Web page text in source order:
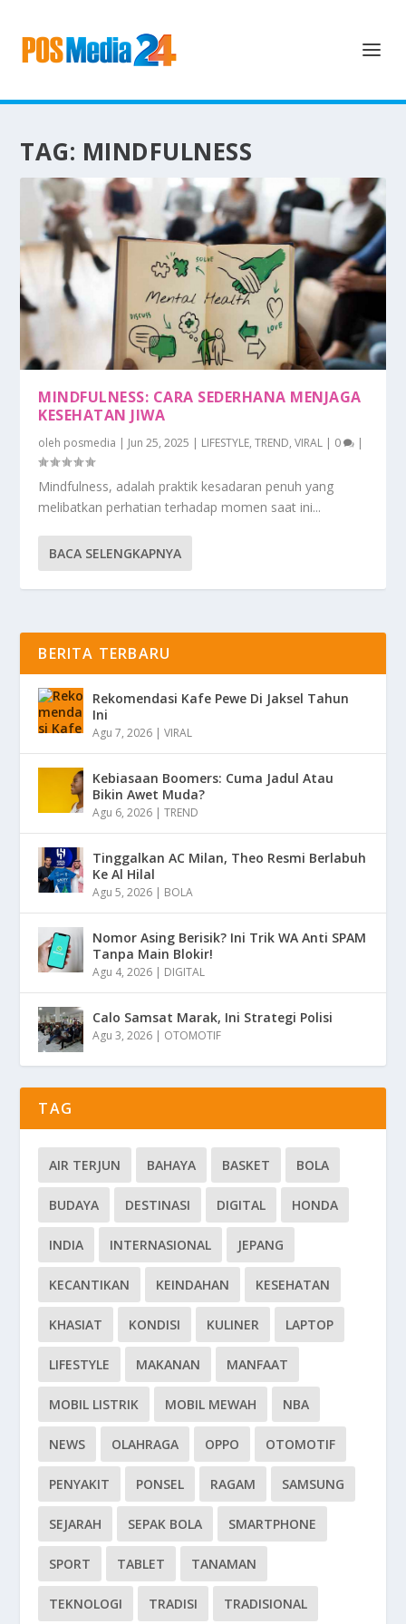
TAG: MINDFULNESS
MINDFULNESS: CARA SEDERHANA MENJAGA
KESEHATAN JIWA
oleh posmedia | Jun 25, 2025 | LIFESTYLE,TREND,VIRAL | 0 |
Mindfulness, adalah praktik kesadaran penuh yang
melibatkan perhatian terhadap momen saat ini...
BACA SELENGKAPNYA
BERITA TERBARU
Rekomendasi Kafe Pewe Di Jaksel Tahun
Ini
Agu 7, 2026 |VIRAL
Kebiasaan Boomers: Cuma Jadul Atau
Bikin Awet Muda?
Agu 6, 2026 |TREND
Tinggalkan AC Milan, Theo Resmi Berlabuh
Ke Al Hilal
Agu 5, 2026 | BOLA
Nomor Asing Berisik? Ini Trik WA Anti SPAM
Tanpa Main Blokir!
Agu 4, 2026 | DIGITAL
Calo Samsat Marak, Ini Strategi Polisi
Agu 3, 2026 | OTOMOTIF
TAG
AIR TERJUN BAHAYA BASKET BOLA
BUDAYA DESTINASI DIGITAL HONDA
INDIA INTERNASIONAL JEPANG
KECANTIKAN KEINDAHAN KESEHATAN
KHASIAT KONDISI KULINER LAPTOP
LIFESTYLE MAKANAN MANFAAT
MOBIL LISTRIK MOBIL MEWAH NBA
NEWS OLAHRAGA OPPO OTOMOTIF
PENYAKIT PONSEL RAGAM SAMSUNG
SEJARAH SEPAK BOLA SMARTPHONE
SPORT TABLET TANAMAN
TEKNOLOGI TRADISI TRADISIONAL